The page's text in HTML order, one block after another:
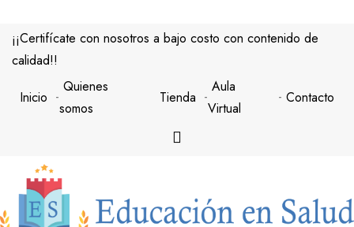
contenido
¡¡Certifícate con nosotros a bajo costo con contenido de
calidad!!
Inicio
Quienes
somos
Tienda
Aula
Virtual
Contacto